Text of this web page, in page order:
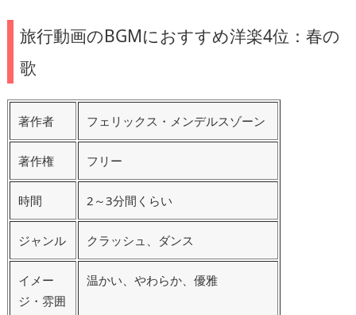
旅行動画のBGMにおすすめ洋楽4位：春の
歌
著作者 フェリックス・メンデルスゾーン
著作権 フリー
時間 2～3分間くらい
ジャンル クラッシュ、ダンス
イメー
ジ・雰囲
温かい、やわらか、優雅